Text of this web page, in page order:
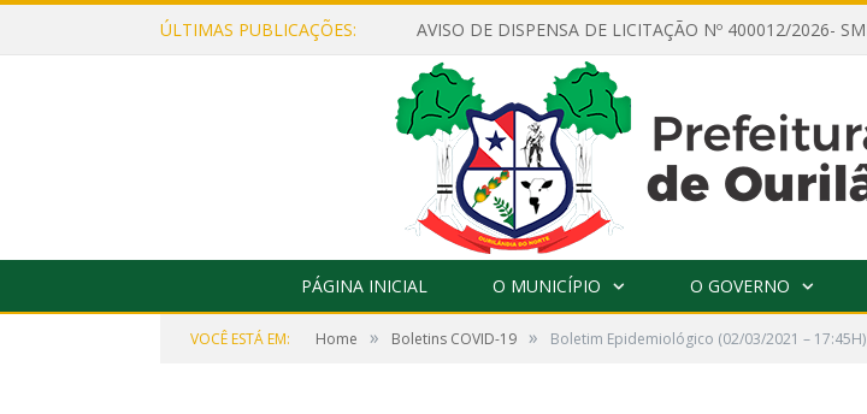
ÚLTIMAS PUBLICAÇÕES:
PÁGINA INICIAL O MUNICÍPIO O GOVERNO
VOCÊ ESTÁ EM: Home » Boletins COVID-19 » Boletim Epidemiológico (02/03/2021 – 17:45H)